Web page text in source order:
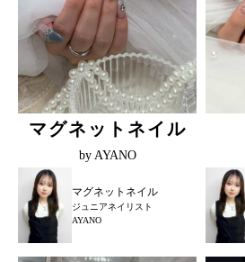
マグネットネイル
by AYANO
マグネットネイル
ジュニアネイリスト
AYANO